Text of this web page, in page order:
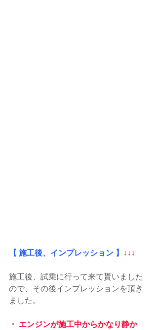
【 施工後、インプレッション 】 ↓↓↓
施工後、試乗に行って来て貰いました
ので、その後インプレッションを頂き
ました。
・ エンジンが施工中からかなり静か